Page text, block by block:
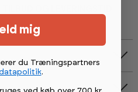
OG LEVERINGSTID
mig
du Træningspartners
.